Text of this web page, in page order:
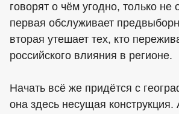
говорят о чём угодно, только не
первая обслуживает
вторая утешает тех, кто
российского влияния в регионе.
Начать всё же придётся с
она здесь несущая